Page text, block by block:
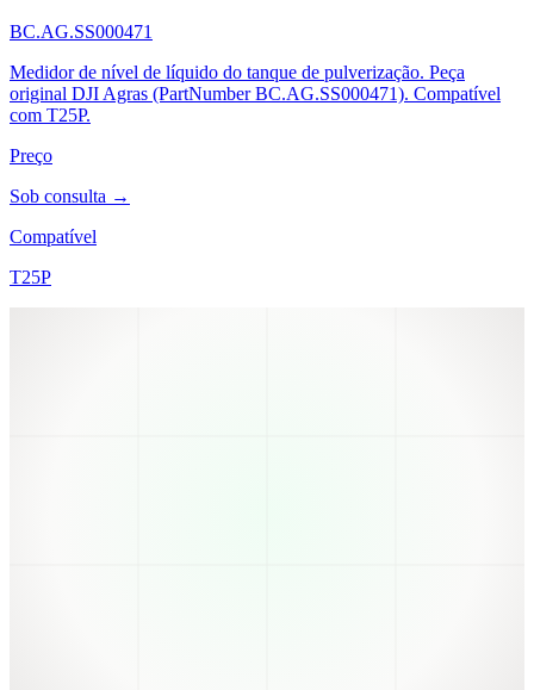
BC.AG.SS000471
Medidor de nível de líquido do tanque de pulverização. Peça
original DJI Agras (PartNumber BC.AG.SS000471). Compatível
com T25P.
Preço
Sob consulta →
Compatível
T25P